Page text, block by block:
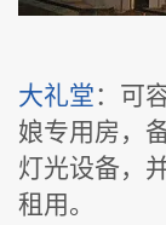
大礼堂：可
娘专用房，
灯光设备，
租用。